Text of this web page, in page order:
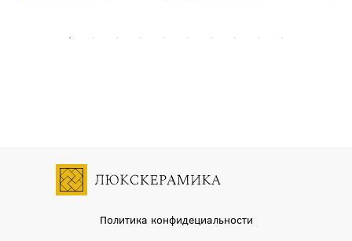
Политика конфидециальности